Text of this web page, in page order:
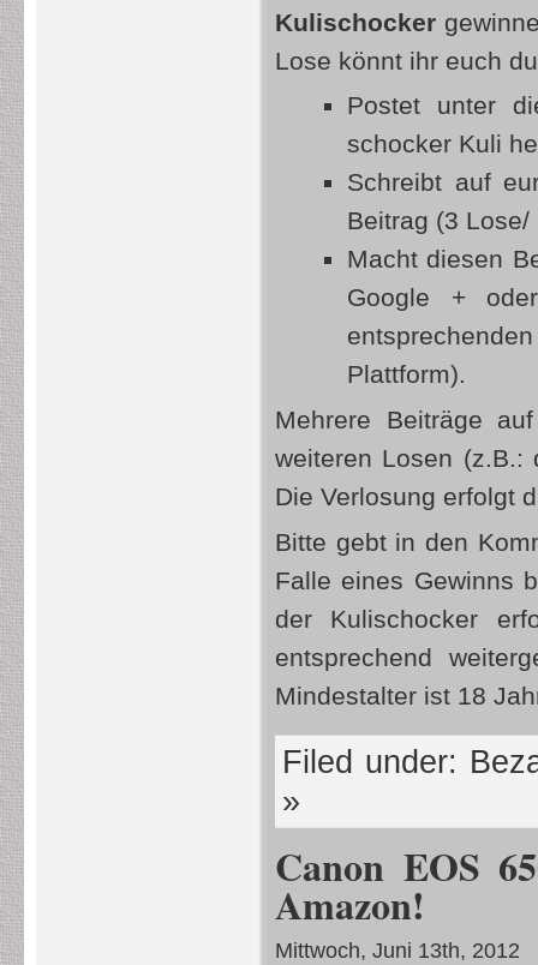
Kulischocker
Lose könnt ihr euch
Postet unter
schocker Kuli
Schreibt auf
Beitrag (3 Lose/
Macht diesen
Google +
Plattform).
Mehrere Beiträge
weiteren Losen
Die Verlosung erfolgt
Bitte gebt in den
Falle eines Gewinns
der Kulischocker
entsprechend
Mindestalter ist 18
Filed under:
»
Canon EOS
Amazon!
Mittwoch, Juni 13th, 2012